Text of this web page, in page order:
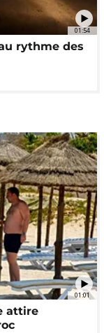
01:54
rythme des
01:01
attire